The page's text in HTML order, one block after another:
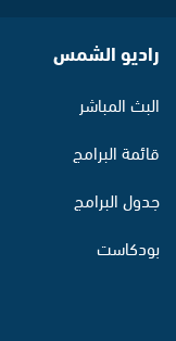
راديو الشمس
البث المباشر
قائمة البرامج
جدول البرامج
بودكاست